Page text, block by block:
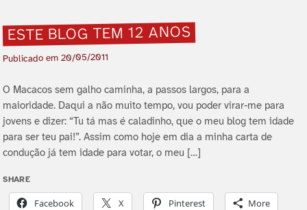
ESTE BLOG TEM 12 ANOS
Publicado em20/05/2011
O Macacos sem galho caminha, a passos largos, para a
maioridade. Daqui a não muito tempo, vou poder virar-me para
jovens e dizer: “Tu tá mas é caladinho, que o meu blog tem idade
para ser teu pai!”. Assim como hoje em dia a minha carta de
condução já tem idade para votar, o meu […]
SHARE
Facebook X Pinterest More